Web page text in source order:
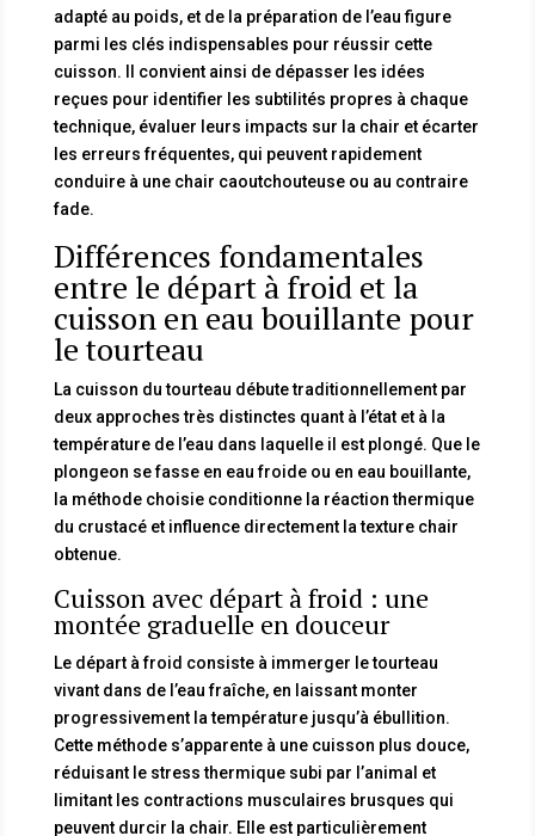
adapté au poids, et de la préparation de l’eau figure
parmi les clés indispensables pour réussir cette
cuisson. Il convient ainsi de dépasser les idées
reçues pour identifier les subtilités propres à chaque
technique, évaluer leurs impacts sur la chair et écarter
les erreurs fréquentes, qui peuvent rapidement
conduire à une chair caoutchouteuse ou au contraire
fade.
Différences fondamentales
entre le départ à froid et la
cuisson en eau bouillante pour
le tourteau
La cuisson du tourteau débute traditionnellement par
deux approches très distinctes quant à l’état et à la
température de l’eau dans laquelle il est plongé. Que le
plongeon se fasse en eau froide ou en eau bouillante,
la méthode choisie conditionne la réaction thermique
du crustacé et influence directement la texture chair
obtenue.
Cuisson avec départ à froid : une
montée graduelle en douceur
Le départ à froid consiste à immerger le tourteau
vivant dans de l’eau fraîche, en laissant monter
progressivement la température jusqu’à ébullition.
Cette méthode s’apparente à une cuisson plus douce,
réduisant le stress thermique subi par l’animal et
limitant les contractions musculaires brusques qui
peuvent durcir la chair. Elle est particulièrement